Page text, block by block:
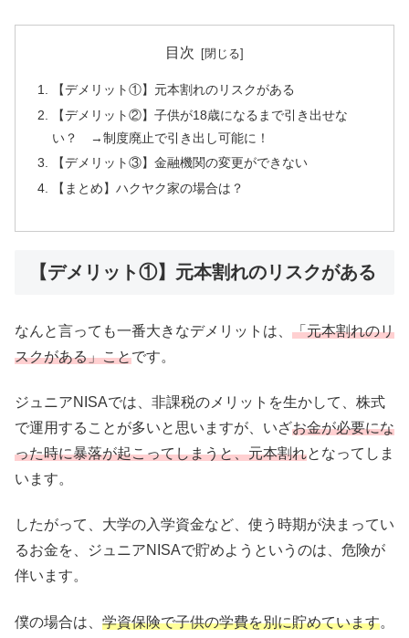
目次
【デメリット①】元本割れのリスクがある
【デメリット②】子供が18歳になるまで引き出せな
い？ →制度廃止で引き出し可能に！
【デメリット③】金融機関の変更ができない
【まとめ】ハクヤク家の場合は？
【デメリット①】元本割れのリスクがある
なんと言っても一番大きなデメリットは、 「元本割れのリ
スクがある」ことです。
ジュニアNISAでは、非課税のメリットを生かして、株式
で運用することが多いと思いますが、いざお金が必要にな
った時に暴落が起こってしまうと、元本割れとなってしま
います。
したがって、大学の入学資金など、使う時期が決まってい
るお金を、ジュニアNISAで貯めようというのは、危険が
伴います。
僕の場合は、 学資保険で子供の学費を別に貯めています。